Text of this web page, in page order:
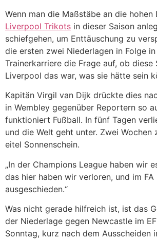
Wenn man die Maßstäbe an die hohen
Liverpool Trikots in dieser Saison
schiefgehen, um Enttäuschung zu
die ersten zwei Niederlagen in Folge
Trainerkarriere die Frage auf, ob diese
Liverpool das war, was sie hätte sein
Kapitän Virgil van Dijk drückte dies
in Wembley gegenüber Reportern so
funktioniert Fußball. In fünf Tagen
und die Welt geht unter. Zwei Wochen
eitel Sonnenschein.
„In der Champions League haben wir
das hier haben wir verloren, und im
ausgeschieden.“
Was nicht gerade hilfreich ist, ist das
der Niederlage gegen Newcastle im
Sonntag, kurz nach dem Ausscheiden